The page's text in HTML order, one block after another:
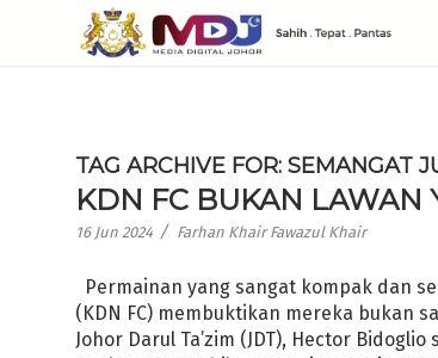
TAG ARCHIVE FOR:SEMANGAT
KDN FC BUKAN LAWAN
16 Jun 2024 / Farhan Khair Fawazul Khair
Permainan yang sangat kompak dan
(KDN FC) membuktikan mereka bukan
Johor Darul Ta’zim (JDT), Hector